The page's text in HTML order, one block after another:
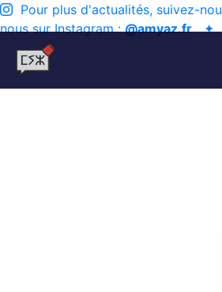
Pour plus d'actualités, suivez-
nous sur Instagram :@amyaz.fr✦